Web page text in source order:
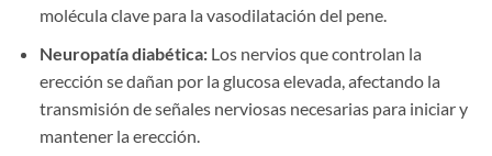
molécula clave para la vasodilatación del pene.
Neuropatía diabética:Los nervios que controlan la
erección se dañan por la glucosa elevada, afectando la
transmisión de señales nerviosas necesarias para iniciar y
mantener la erección.